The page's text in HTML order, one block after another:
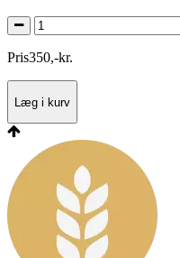
Pris350,-kr.
Læg i kurv